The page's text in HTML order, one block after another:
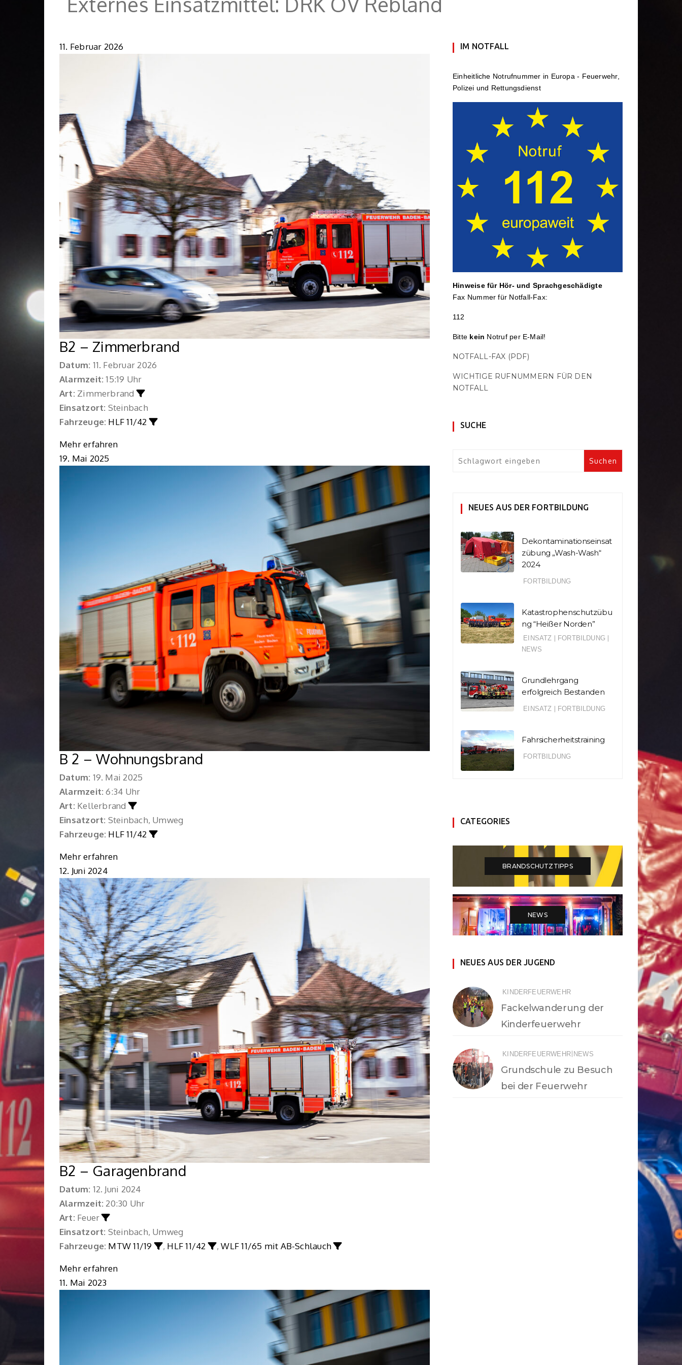
11. Februar 2026
B2 – Zimmerbrand
Datum: 11. Februar 2026
Alarmzeit:15:19 Uhr
Art:Zimmerbrand
Einsatzort: Steinbach
Fahrzeuge: HLF 11/42
Mehr erfahren
19. Mai 2025
B 2 – Wohnungsbrand
Datum: 19. Mai 2025
Alarmzeit:6:34 Uhr
Art:Kellerbrand
Einsatzort: Steinbach, Umweg
Fahrzeuge: HLF 11/42
Mehr erfahren
12. Juni 2024
B2 – Garagenbrand
Datum: 12. Juni 2024
Alarmzeit: 20:30 Uhr
Art:Feuer
Einsatzort: Steinbach, Umweg
Fahrzeuge: MTW 11/19 , HLF 11/42 ,WLF 11/65 mit AB-Schlauch
Mehr erfahren
11. Mai 2023
IM NOTFALL
Einheit­li­che Notruf­num­mer in Europa - Feuerwehr,
Polizei und Rettungs­dienst
Hinweise für Hör- und Sprach­ge­schä­digte
Fax Nummer für Notfall-Fax:
112
Bitte kein Notruf per E-Mail!
NOTFALL-FAX (PDF)
WICHTIGE RUFNUMMERN FÜR DEN
NOTFALL
SUCHE
NEUES AUS DER FORTBILDUNG
Dekontaminationseinsat
zübung „Wash-Wash“
2024
FORTBILDUNG
Katastrophenschutzübu
ng “Heißer Norden”
EINSATZ FORTBILDUNG
NEWS
Grundlehrgang
erfolgreich Bestanden
EINSATZ FORTBILDUNG
Fahrsicherheitstraining
FORTBILDUNG
CATEGORIES
BRANDSCHUTZTIPPS
NEWS
NEUES AUS DER JUGEND
KINDERFEUERWEHR
Fackelwanderung der
Kinderfeuerwehr
KINDERFEUERWEHR| NEWS
Grundschule zu Besuch
bei der Feuerwehr